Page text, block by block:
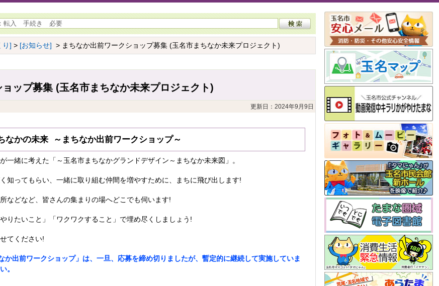
り] > [お知らせ] > まちなか出前ワークショップ募集 (玉名市まちなか未来プロジェクト)
ップ募集 (玉名市まちなか未来プロジェクト)
更新日：2024年9月9日
なかの未来 ～まちなか出前ワークショップ～
一緒に考えた「～玉名市まちなかグランドデザイン～まちなか未来図」。
知ってもらい、一緒に取り組む仲間を増やすために、まちに飛び出します!
などなど、皆さんの集まりの場へどこでも伺います!
りたいこと」「ワクワクすること」で埋め尽くしましょう!
てください!
か出前ワークショップ」は、一旦、応募を締め切りましたが、暫定的に継続して実施していま
。